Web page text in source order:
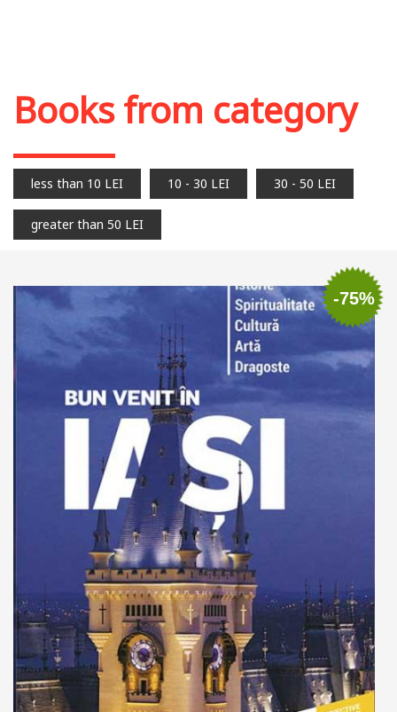
Books from category
less than 10 LEI 10 - 30 LEI 30 - 50 LEI
greater than 50 LEI
-75%